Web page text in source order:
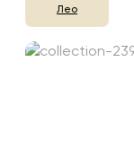
Лео